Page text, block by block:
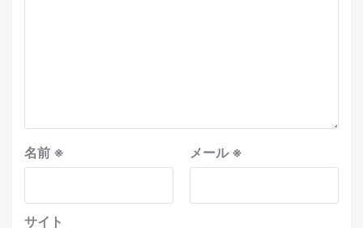
名前 ※ メール※
サイト